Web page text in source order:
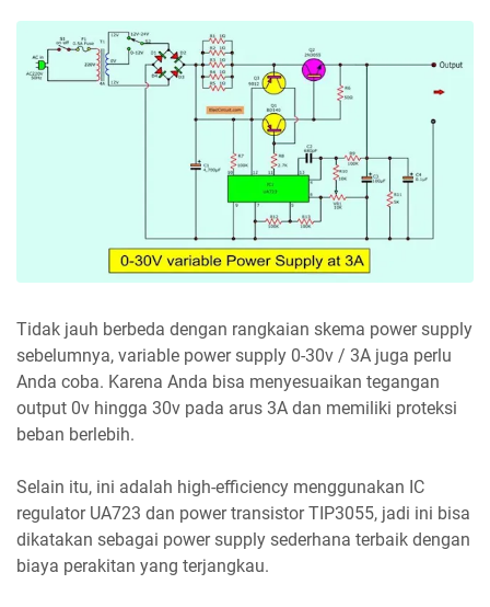
Tidak jauh berbeda dengan rangkaian skema power supply
sebelumnya, variable power supply 0-30v / 3A juga perlu
Anda coba. Karena Anda bisa menyesuaikan tegangan
output 0v hingga 30v pada arus 3A dan memiliki proteksi
beban berlebih.
Selain itu, ini adalah high-efficiency menggunakan IC
regulator UA723 dan power transistor TIP3055, jadi ini bisa
dikatakan sebagai power supply sederhana terbaik dengan
biaya perakitan yang terjangkau.